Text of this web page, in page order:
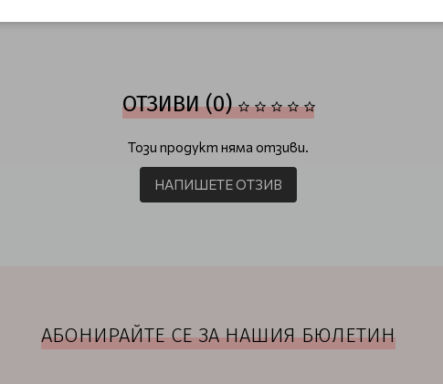
ОТЗИВИ (0)
Този продукт няма отзиви.
НАПИШЕТЕ ОТЗИВ
АБОНИРАЙТЕ СЕ ЗА НАШИЯ БЮЛЕТИН